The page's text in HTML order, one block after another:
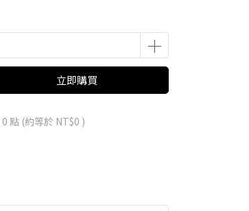
立即購買
0 點 (約等於 NT$0 )